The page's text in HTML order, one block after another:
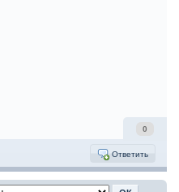
0
Ответить